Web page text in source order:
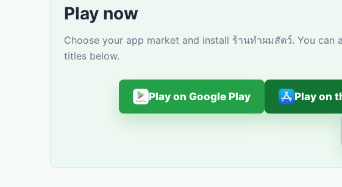
Play now
Choose your app market and install ร้านทำผมสัตว์. You can
titles below.
Play on Google Play Play on